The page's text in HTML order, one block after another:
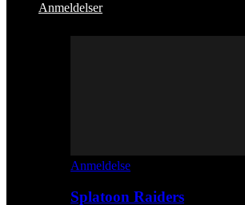
Anmeldelser
Anmeldelse
Splatoon Raiders